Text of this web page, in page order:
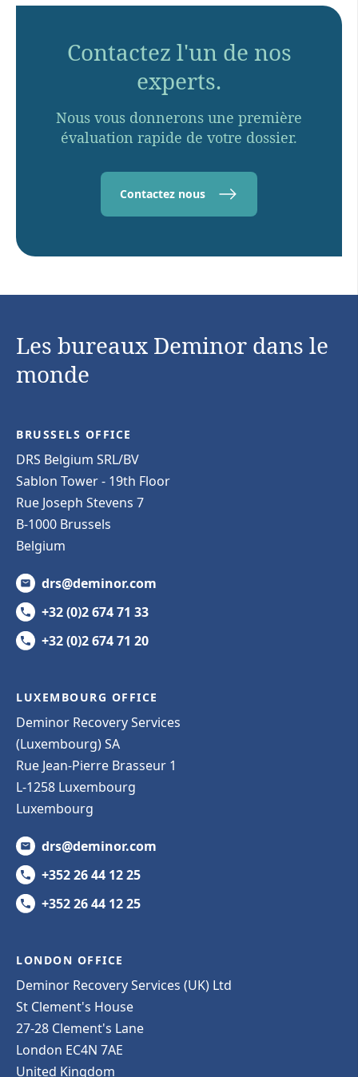
Contactez l'un de nos
experts.
Nous vous donnerons une première
évaluation rapide de votre dossier.
Contactez nous
Les bureaux Deminor dans le
monde
BRUSSELS OFFICE
DRS Belgium SRL/BV
Sablon Tower - 19th Floor
Rue Joseph Stevens 7
B-1000 Brussels
Belgium
drs@deminor.com
+32 (0)2 674 71 33
+32 (0)2 674 71 20
LUXEMBOURG OFFICE
Deminor Recovery Services
(Luxembourg) SA
Rue Jean-Pierre Brasseur 1
L-1258 Luxembourg
Luxembourg
drs@deminor.com
+352 26 44 12 25
+352 26 44 12 25
LONDON OFFICE
Deminor Recovery Services (UK) Ltd
St Clement's House
27-28 Clement's Lane
London EC4N 7AE
United Kingdom